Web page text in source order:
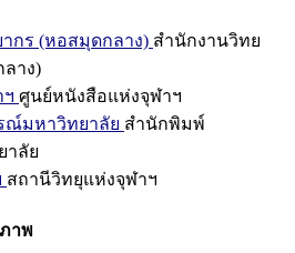
กร (หอสมุดกลาง) สำนักงานวิทย
าง)
ศูนย์หนังสือแห่งจุฬาฯ
ณ์มหาวิทยาลัย สำนักพิมพ์
าลัย
สถานีวิทยุแห่งจุฬาฯ
าพ